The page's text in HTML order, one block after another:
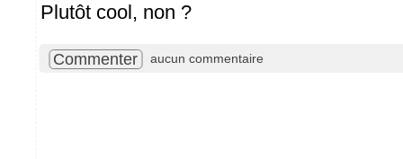
Plutôt cool, non ?
Commenter aucun commentaire